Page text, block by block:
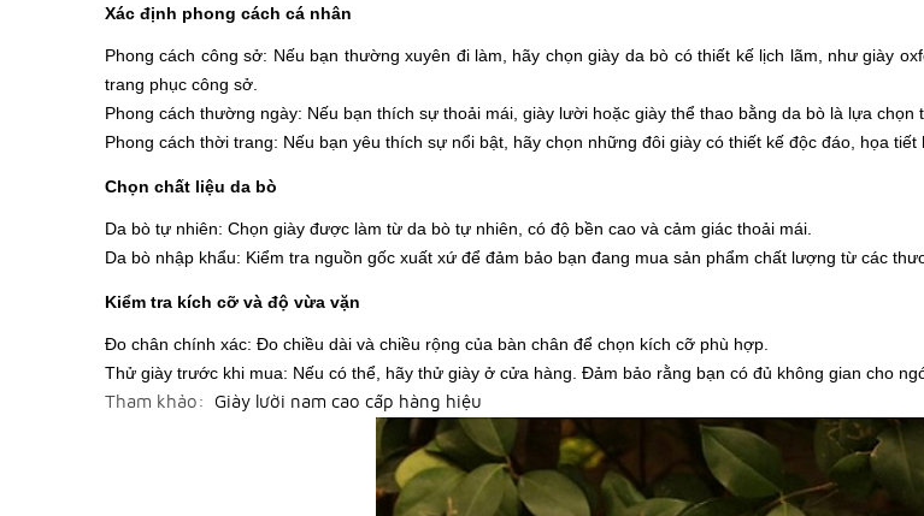
Xác định phong cách cá nhân
Phong cách công sở: Nếu bạn thường xuyên đi làm, hãy chọn giày da bò có thiết kế lịch lãm, như giày
trang phục công sở.
Phong cách thường ngày: Nếu bạn thích sự thoải mái, giày lười hoặc giày thể thao bằng da bò là lựa
Phong cách thời trang: Nếu bạn yêu thích sự nổi bật, hãy chọn những đôi giày có thiết kế độc đáo, họa tiết
Chọn chất liệu da bò
Da bò tự nhiên: Chọn giày được làm từ da bò tự nhiên, có độ bền cao và cảm giác thoải mái.
Da bò nhập khẩu: Kiểm tra nguồn gốc xuất xứ để đảm bảo bạn đang mua sản phẩm chất lượng từ các
Kiểm tra kích cỡ và độ vừa vặn
Đo chân chính xác: Đo chiều dài và chiều rộng của bàn chân để chọn kích cỡ phù hợp.
Thử giày trước khi mua: Nếu có thể, hãy thử giày ở cửa hàng. Đảm bảo rằng bạn có đủ không gian cho
Tham khảo: Giày lười nam cao cấp hàng hiệu